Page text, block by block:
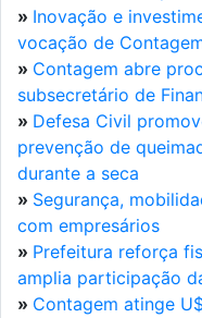
» Inovação e
vocação de
» Contagem abre
subsecretário de
» Defesa Civil
prevenção de
durante a seca
» Segurança,
com empresários
» Prefeitura reforça
amplia participação
» Contagem atinge